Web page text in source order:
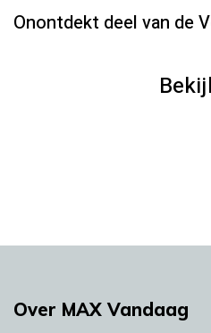
Onontdekt deel van de
Over MAX Vandaag